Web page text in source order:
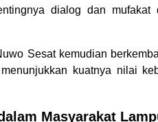
dialog dan mufakat
Sesat kemudian
kuatnya nilai
Masyarakat